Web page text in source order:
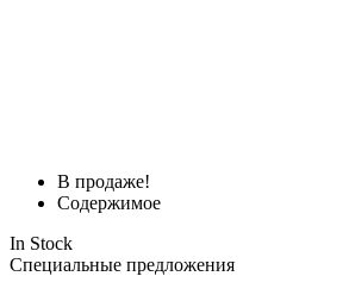
В продаже!
Содержимое
In Stock
Специальные предложения